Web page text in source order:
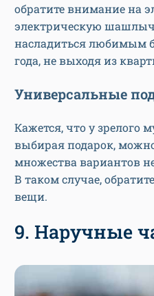
обратите внимание на
электрическую
насладиться любимым
года, не выходя из
Универсальные
Кажется, что у зрелого
выбирая подарок,
множества вариантов
В таком случае,
вещи.
9. Наручные